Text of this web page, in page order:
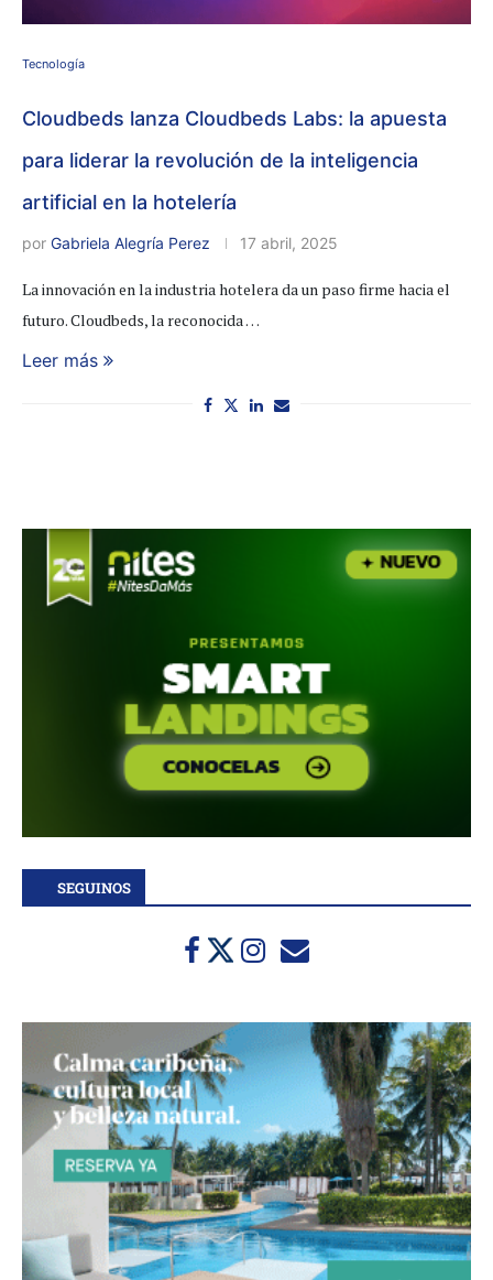
Tecnología
Cloudbeds lanza Cloudbeds Labs: la apuesta
para liderar la revolución de la inteligencia
artificial en la hotelería
por Gabriela Alegría Perez 17 abril, 2025
La innovación en la industria hotelera da un paso firme hacia el
futuro. Cloudbeds, la reconocida …
Leer más
SEGUINOS